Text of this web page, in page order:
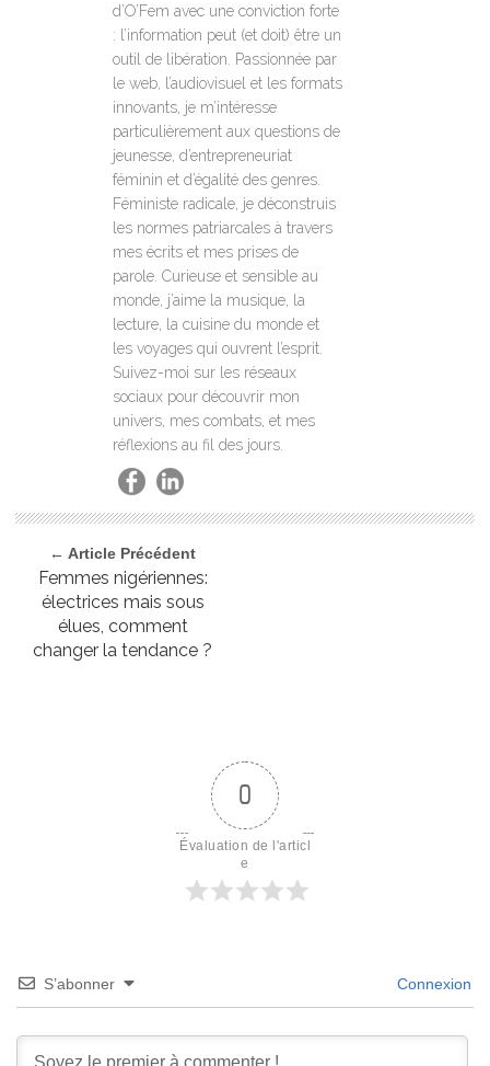
d’O’Fem avec une conviction forte
: l’information peut (et doit) être un
outil de libération. Passionnée par
le web, l’audiovisuel et les formats
innovants, je m’intéresse
particulièrement aux questions de
jeunesse, d’entrepreneuriat
féminin et d’égalité des genres.
Féministe radicale, je déconstruis
les normes patriarcales à travers
mes écrits et mes prises de
parole. Curieuse et sensible au
monde, j’aime la musique, la
lecture, la cuisine du monde et
les voyages qui ouvrent l’esprit.
Suivez-moi sur les réseaux
sociaux pour découvrir mon
univers, mes combats, et mes
réflexions au fil des jours.
← Article Précédent
Femmes nigériennes:
électrices mais sous
élues, comment
changer la tendance ?
0
Évaluation de l'articl
e
S’abonner Connexion